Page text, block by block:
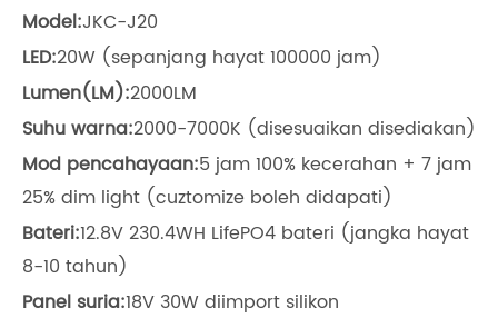
Model:JKC-J20
LED:20W (sepanjang hayat 100000 jam)
Lumen(LM):2000LM
Suhu warna:2000-7000K (disesuaikan disediakan)
Mod pencahayaan:5 jam 100% kecerahan + 7 jam
25% dim light (cuztomize boleh didapati)
Bateri:12.8V 230.4WH LifePO4 bateri (jangka hayat
8-10 tahun)
Panel suria:18V 30W diimport silikon